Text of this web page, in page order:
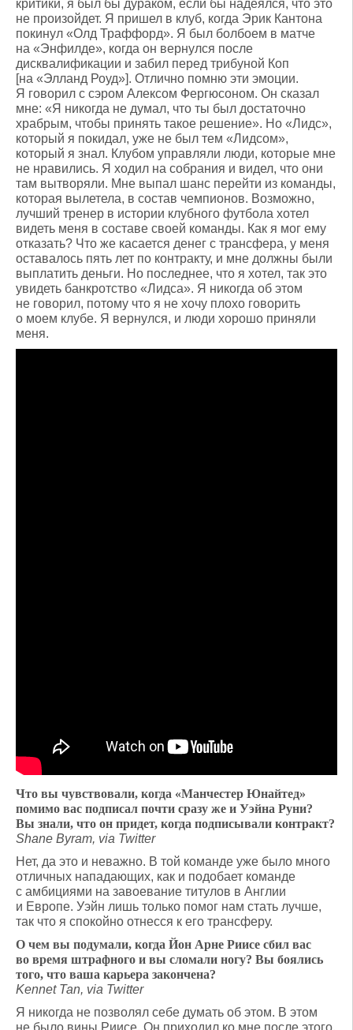
критики, я был бы дураком, если бы надеялся, что это
не произойдет. Я пришел в клуб, когда Эрик Кантона
покинул «Олд Траффорд». Я был болбоем в матче
на «Энфилде», когда он вернулся после
дисквалификации и забил перед трибуной Коп
[на «Элланд Роуд»]. Отлично помню эти эмоции.
Я говорил с сэром Алексом Фергюсоном. Он сказал
мне: «Я никогда не думал, что ты был достаточно
храбрым, чтобы принять такое решение». Но «Лидс»,
который я покидал, уже не был тем «Лидсом»,
который я знал. Клубом управляли люди, которые мне
не нравились. Я ходил на собрания и видел, что они
там вытворяли. Мне выпал шанс перейти из команды,
которая вылетела, в состав чемпионов. Возможно,
лучший тренер в истории клубного футбола хотел
видеть меня в составе своей команды. Как я мог ему
отказать? Что же касается денег с трансфера, у меня
оставалось пять лет по контракту, и мне должны были
выплатить деньги. Но последнее, что я хотел, так это
увидеть банкротство «Лидса». Я никогда об этом
не говорил, потому что я не хочу плохо говорить
о моем клубе. Я вернулся, и люди хорошо приняли
меня.
Что вы чувствовали, когда «Манчестер Юнайтед»
помимо вас подписал почти сразу же и Уэйна Руни?
Вы знали, что он придет, когда подписывали контракт?
Shane Byram, via Twitter
Нет, да это и неважно. В той команде уже было много
отличных нападающих, как и подобает команде
с амбициями на завоевание титулов в Англии
и Европе. Уэйн лишь только помог нам стать лучше,
так что я спокойно отнесся к его трансферу.
О чем вы подумали, когда Йон Арне Риисе сбил вас
во время штрафного и вы сломали ногу? Вы боялись
того, что ваша карьера закончена?
Kennet Tan, via Twitter
Я никогда не позволял себе думать об этом. В этом